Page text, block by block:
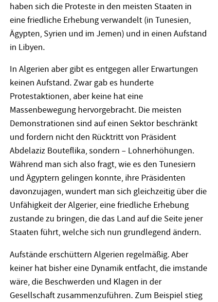
haben sich die Proteste in den meisten Staaten in
eine friedliche Erhebung verwandelt (in Tunesien,
Ägypten, Syrien und im Jemen) und in einen Aufstand
in Libyen.
In Algerien aber gibt es entgegen aller Erwartungen
keinen Aufstand. Zwar gab es hunderte
Protestaktionen, aber keine hat eine
Massenbewegung hervorgebracht. Die meisten
Demonstrationen sind auf einen Sektor beschränkt
und fordern nicht den Rücktritt von Präsident
Abdelaziz Bouteflika, sondern – Lohnerhöhungen.
Während man sich also fragt, wie es den Tunesiern
und Ägyptern gelingen konnte, ihre Präsidenten
davonzujagen, wundert man sich gleichzeitig über die
Unfähigkeit der Algerier, eine friedliche Erhebung
zustande zu bringen, die das Land auf die Seite jener
Staaten führt, welche sich nun grundlegend ändern.
Aufstände erschüttern Algerien regelmäßig. Aber
keiner hat bisher eine Dynamik entfacht, die imstande
wäre, die Beschwerden und Klagen in der
Gesellschaft zusammenzuführen. Zum Beispiel stieg